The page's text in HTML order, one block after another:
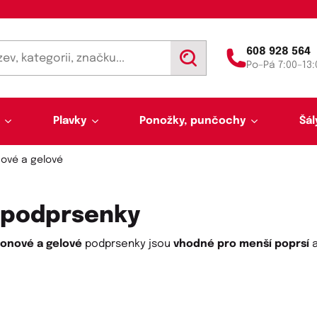
V
y
l
d
t
608 928 564
Po–Pá
Plavky Ponožky, punčochy
a gelové
a gelové podprsenky jsou vhodné pro menší poprsí